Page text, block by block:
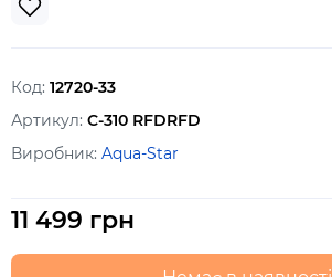
Код: 12720-33
Артикул: C-310 RFDRFD
Виробник: Aqua-Star
11 499 грн